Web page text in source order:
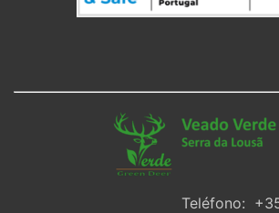
Teléfono: